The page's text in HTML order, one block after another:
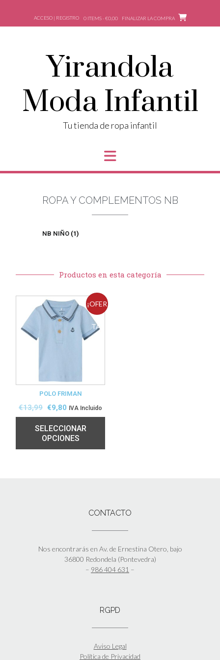
ACCESO | REGISTRO 0 ITEMS - €0,00 FINALIZAR LA COMPRA
Yirandola
Moda Infantil
Tu tienda de ropa infantil
ROPA Y COMPLEMENTOS NB
NB NIÑO (1)
Productos en esta categoría
¡OFER
TA!
POLO FRIMAN
€13,99 €9,80 IVA Incluido
SELECCIONAR
OPCIONES
CONTACTO
Nos encontrarás en Av. de Ernestina Otero, bajo
36800 Redondela (Pontevedra)
– 986 404 631 –
RGPD
Aviso Legal
Política de Privacidad